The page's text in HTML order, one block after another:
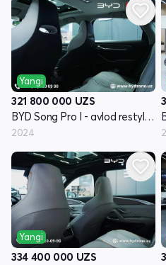
Yangi
321 800 000 UZS
BYD Song Pro I - avlod restyling
2024
Yangi
334 400 000 UZS